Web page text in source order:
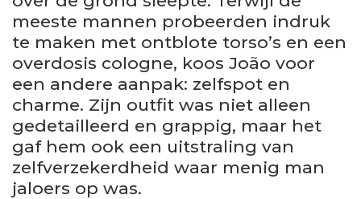
meeste mannen probeerden indruk
te maken met ontblote torso’s en een
overdosis cologne, koos João voor
een andere aanpak: zelfspot en
charme. Zijn outfit was niet alleen
gedetailleerd en grappig, maar het
gaf hem ook een uitstraling van
zelfverzekerdheid waar menig man
jaloers op was.